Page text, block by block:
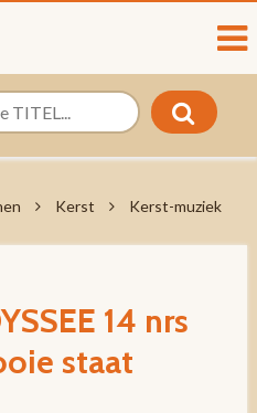
Kerst Kerst-muziek
14 nrs
staat